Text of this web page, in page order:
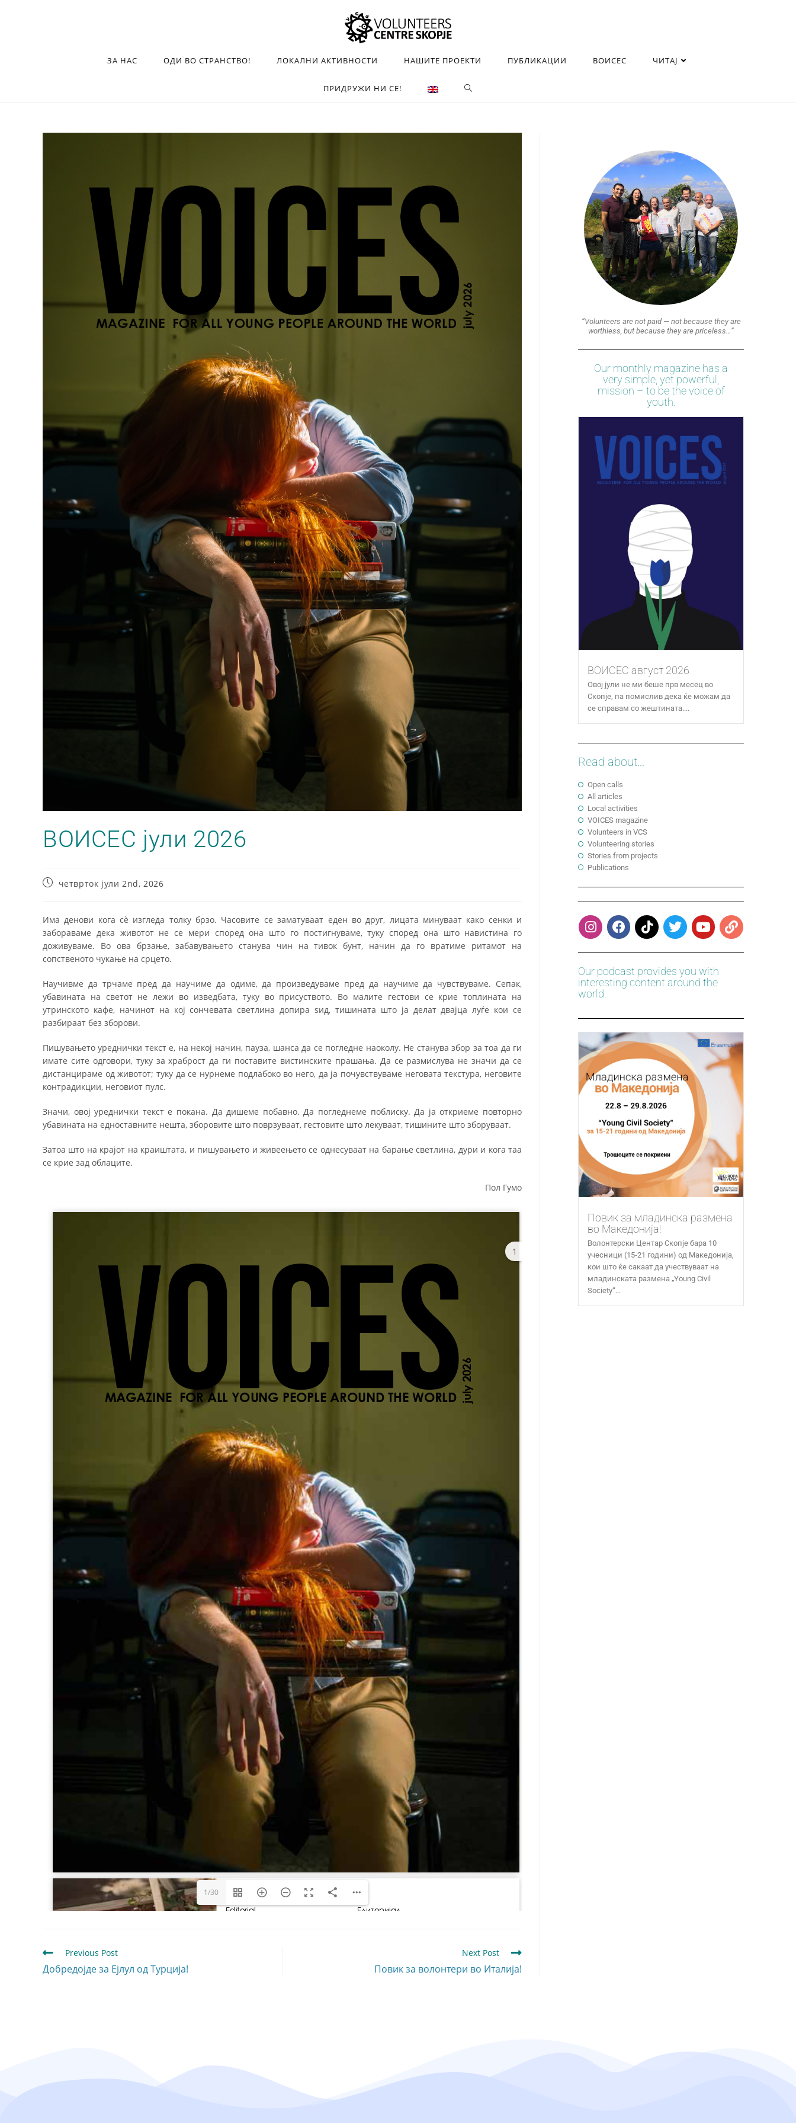
ЗА НАС ОДИ ВО СТРАНСТВО! ЛОКАЛНИ АКТИВНОСТИ НАШИТЕ ПРОЕКТИ ПУБЛИКАЦИИ ВОИСЕС ЧИТАЈ
ПРИДРУЖИ НИ СЕ!
ВОИСЕС јули 2026
четврток јули 2nd, 2026
Има денови кога сè изгледа толку брзо. Часовите се заматуваат еден во друг, лицата минуваат како сенки и
забораваме дека животот не се мери според она што го постигнуваме, туку според она што навистина го
доживуваме. Во ова брзање, забавувањето станува чин на тивок бунт, начин да го вратиме ритамот на
сопственото чукање на срцето.
Научивме да трчаме пред да научиме да одиме, да произведуваме пред да научиме да чувствуваме. Сепак,
убавината на светот не лежи во изведбата, туку во присуството. Во малите гестови се крие топлината на
утринското кафе, начинот на кој сончевата светлина допира ѕид, тишината што ја делат двајца луѓе кои се
разбираат без зборови.
Пишувањето уреднички текст е, на некој начин, пауза, шанса да се погледне наоколу. Не станува збор за тоа да ги
имате сите одговори, туку за храброст да ги поставите вистинските прашања. Да се ​​размислува не значи да се
дистанцираме од животот; туку да се нурнеме подлабоко во него, да ја почувствуваме неговата текстура, неговите
контрадикции, неговиот пулс.
Значи, овој уреднички текст е покана. Да дишеме побавно. Да погледнеме поблиску. Да ја откриеме повторно
убавината на едноставните нешта, зборовите што поврзуваат, гестовите што лекуваат, тишините што зборуваат.
Затоа што на крајот на краиштата, и пишувањето и живеењето се однесуваат на барање светлина, дури и кога таа
се крие зад облаците.
Пол Гумо
1
1/30
Previous Post
Добредојде за Ејлул од Турција!
Next Post
Повик за волонтери во Италија!
“Volunteers are not paid — not because they are
worthless, but because they are priceless…”
Our monthly magazine has a
very simple, yet powerful,
mission – to be the voice of
youth.
ВОИСЕС август 2026
Овој јули не ми беше прв месец во
Скопје, па помислив дека ќе можам да
се справам со жештината....
Read about...
Open calls
All articles
Local activities
VOICES magazine
Volunteers in VCS
Volunteering stories
Stories from projects
Publications
Our podcast provides you with
interesting content around the
world.
Повик за младинска размена
во Македонија!
Волонтерски Центар Скопје бара 10
учесници (15-21 години) од Македонија,
кои што ќе сакаат да учествуваат на
младинската размена „Young Civil
Society“...